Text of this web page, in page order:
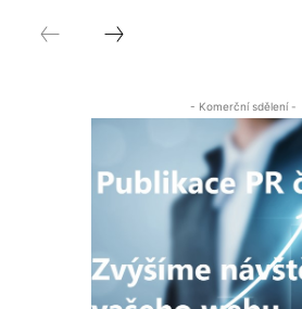
- Komerční sdělení -